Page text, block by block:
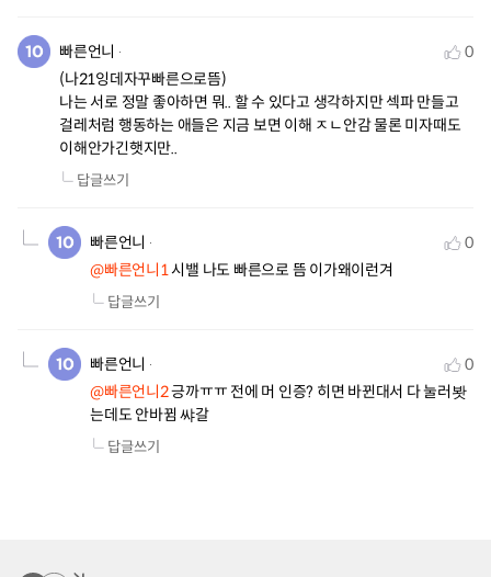
빠른언니
0
(나21잉데자꾸빠른으로뜸)
나는 서로 정말 좋아하면 뭐.. 할 수 있다고 생각하지만 섹파 만들고
걸레처럼 행동하는 애들은 지금 보면 이해 ㅈㄴ안감 물론 미자때도
이해안가긴햇지만..
답글쓰기
빠른언니
0
@빠른언니1 시밸 나도 빠른으로 뜸 이가왜이런겨
답글쓰기
빠른언니
0
@빠른언니2 긍까ㅠㅠ 전에 머 인증? 히면 바뀐대서 다 눌러봣
는데도 안바뀜 쌰갈
답글쓰기